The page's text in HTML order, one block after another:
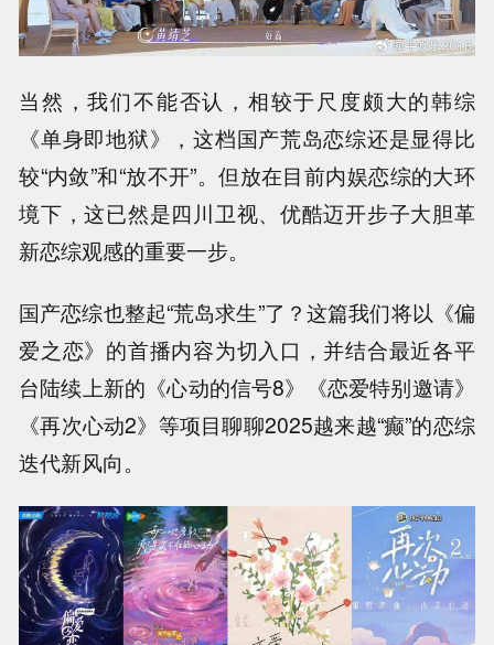
当然，我们不能否认，相较于尺度颇大的韩综
《单身即地狱》，这档国产荒岛恋综还是显得比
较“内敛”和“放不开”。但放在目前内娱恋综的大环
境下，这已然是四川卫视、优酷迈开步子大胆革
新恋综观感的重要一步。
国产恋综也整起“荒岛求生”了？这篇我们将以《偏
爱之恋》的首播内容为切入口，并结合最近各平
台陆续上新的《心动的信号8》《恋爱特别邀请》
《再次心动2》等项目聊聊2025越来越“癫”的恋综
迭代新风向。